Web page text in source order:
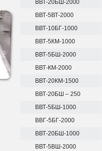
ВВТ-20БШ-2000
ВВТ-5ВТ-2000
ВВТ-10БГ-1000
ВВТ-5КМ-1000
ВВТ-5БШ-2000
ВВТ-КМ-2000
ВВТ-20КМ-1500
ВВТ-20БШ – 250
ВВТ-5БШ-1000
ВВГ-5БГ-2000
ВВТ-20БШ-1000
ВВТ-5ВШ-2000